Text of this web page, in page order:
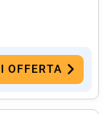
OFFERTA